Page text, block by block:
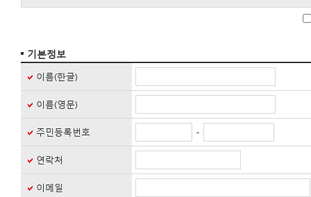
ο 개인정보 수집방법 : 홈페이지(회원가입, 고객게시판 등), 제휴
◆ 개인정보의 수집 및 이용목적
회사는 수집한 개인정보를 다음의 목적을 위해 활용합니다.
ο 서비스 제공에 관한 계약 이행 및 서비스 제공에 따른 요금정산
콘텐츠 제공, 구매 및 요금 결제, 요금추심
회원제 서비스 이용에 따른 본인확인, 불량회원의 부정 이용
불만처리 등 민원처리, 고지사항 전달
기본정보
이름(한글)
이름(영문)
주민등록번호 -
연락처
이메일